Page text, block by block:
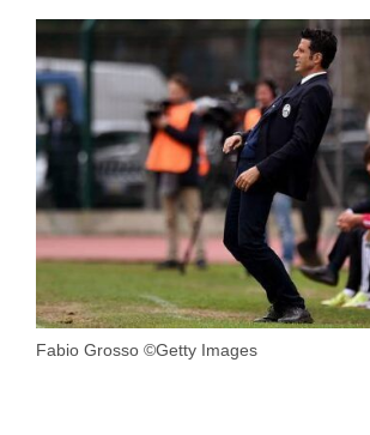
Fabio Grosso ©Getty Images